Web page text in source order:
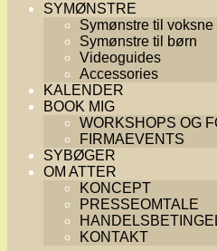
SYMØNSTRE
Symønstre til voksne
Symønstre til børn
Videoguides
Accessories
KALENDER
BOOK MIG
WORKSHOPS OG
FIRMAEVENTS
SYBØGER
OM ATTER
KONCEPT
PRESSEOMTALE
KONTAKT